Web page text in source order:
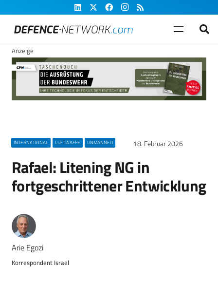
Anzeige
INTERNATIONAL LUFTWAFFE UNMANNED 18. Februar 2026
Rafael: Litening NG in
fortgeschrittener Entwicklung
Arie Egozi
Korrespondent Israel